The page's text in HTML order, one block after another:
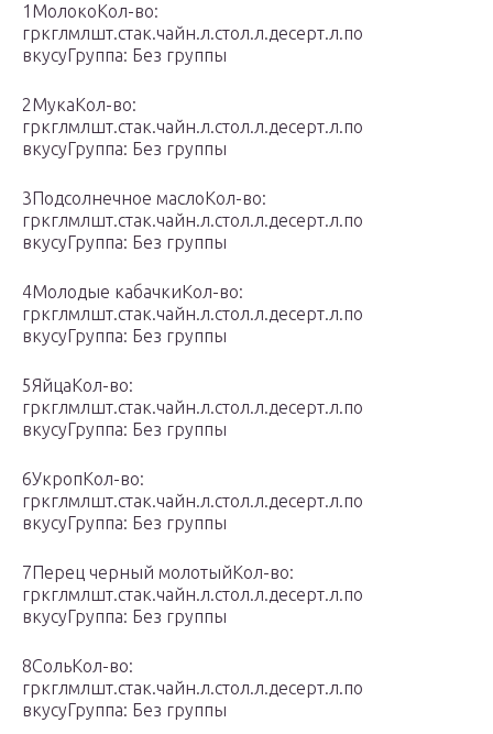
1МолокоКол-во:
гркглмлшт.стак.чайн.л.стол.л.десерт.л.по
вкусуГруппа: Без группы
2МукаКол-во:
гркглмлшт.стак.чайн.л.стол.л.десерт.л.по
вкусуГруппа: Без группы
3Подсолнечное маслоКол-во:
гркглмлшт.стак.чайн.л.стол.л.десерт.л.по
вкусуГруппа: Без группы
4Молодые кабачкиКол-во:
гркглмлшт.стак.чайн.л.стол.л.десерт.л.по
вкусуГруппа: Без группы
5ЯйцаКол-во:
гркглмлшт.стак.чайн.л.стол.л.десерт.л.по
вкусуГруппа: Без группы
6УкропКол-во:
гркглмлшт.стак.чайн.л.стол.л.десерт.л.по
вкусуГруппа: Без группы
7Перец черный молотыйКол-во:
гркглмлшт.стак.чайн.л.стол.л.десерт.л.по
вкусуГруппа: Без группы
8СольКол-во:
гркглмлшт.стак.чайн.л.стол.л.десерт.л.по
вкусуГруппа: Без группы